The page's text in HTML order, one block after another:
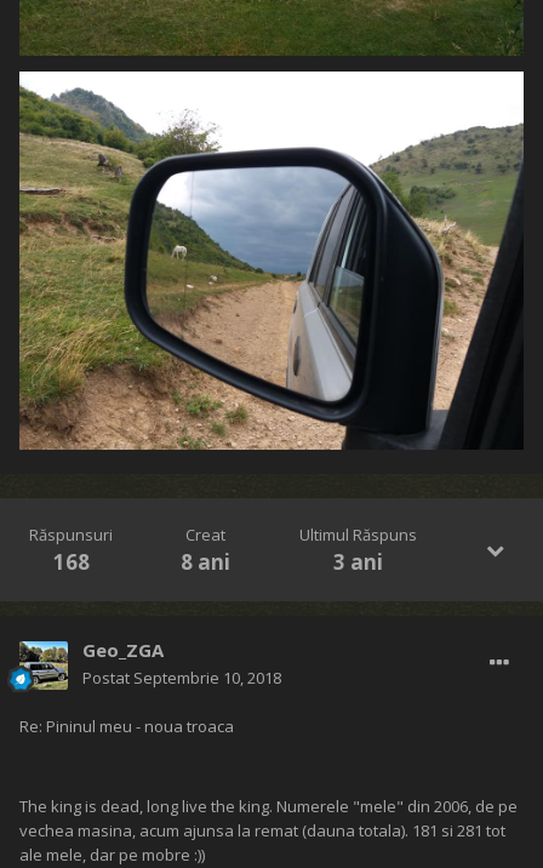
Răspunsuri
168
Creat
8 ani
Ultimul Răspuns
3 ani
Geo_ZGA
Postat Septembrie 10, 2018
Re: Pininul meu - noua troaca
The king is dead, long live the king. Numerele "mele" din 2006, de pe
vechea masina, acum ajunsa la remat (dauna totala). 181 si 281 tot
ale mele, dar pe mobre :))